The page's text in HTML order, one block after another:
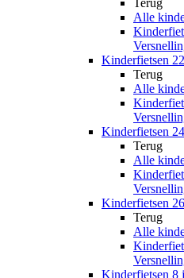
Terug
Alle
Kinderfietsen
Terug
Alle
Kinderfietsen
Terug
Alle
Kinderfietsen
Terug
Alle
Kinderfietsen 8